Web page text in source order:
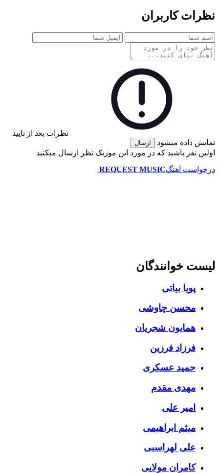
کاربران
نظرات بعد از تایید
داده میشود
ارسال
نفر باشید که در مورد این موزیک نظر ارسال میکنید
آهنگREQUEST MUSIC
خوانندگان
پویا بیاتی
محسن چاوشی
همایون شجریان
فرزاد فرزین
حمید عسکری
مهدی مقدم
امیر علی
میثم ابراهیمی
علی لهراسبی
کامران مولایی